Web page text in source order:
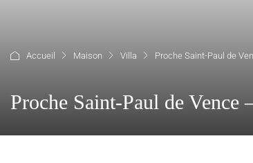
Accueil Maison Villa Proche Saint-Paul de
Proche Saint-Paul de Vence